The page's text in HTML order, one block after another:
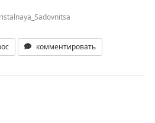
комментировать